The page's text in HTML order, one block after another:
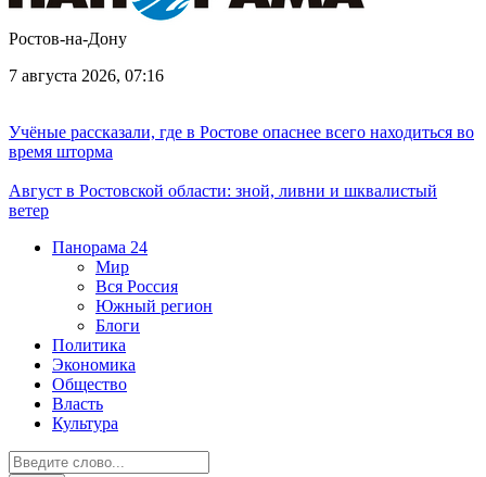
Ростов-на-Дону
7 августа 2026, 07:16
Учёные рассказали, где в Ростове опаснее всего находиться во
время шторма
Август в Ростовской области: зной, ливни и шквалистый
ветер
Панорама 24
Мир
Вся Россия
Южный регион
Блоги
Политика
Экономика
Общество
Власть
Культура